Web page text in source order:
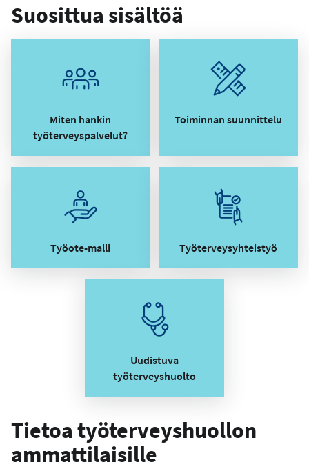
Suosittua sisältöä
Miten hankin
työterveyspalvelut?
Toiminnan suunnittelu
Työote-malli Työterveysyhteistyö
Uudistuva
työterveyshuolto
Tietoa työterveyshuollon
ammattilaisille